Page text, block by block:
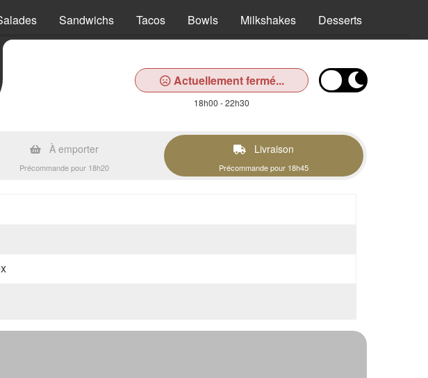
Sandwichs Tacos Bowls Milkshakes Desserts
Actuellement fermé...
18h00 - 22h30
À emporter
Précommande pour 18h20
Livraison
Précommande pour 18h45